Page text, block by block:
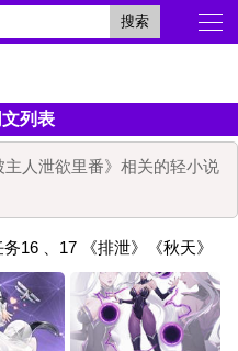
搜索
列表
人泄欲里番》相关的轻小说
16 、17 《排泄》《秋天》